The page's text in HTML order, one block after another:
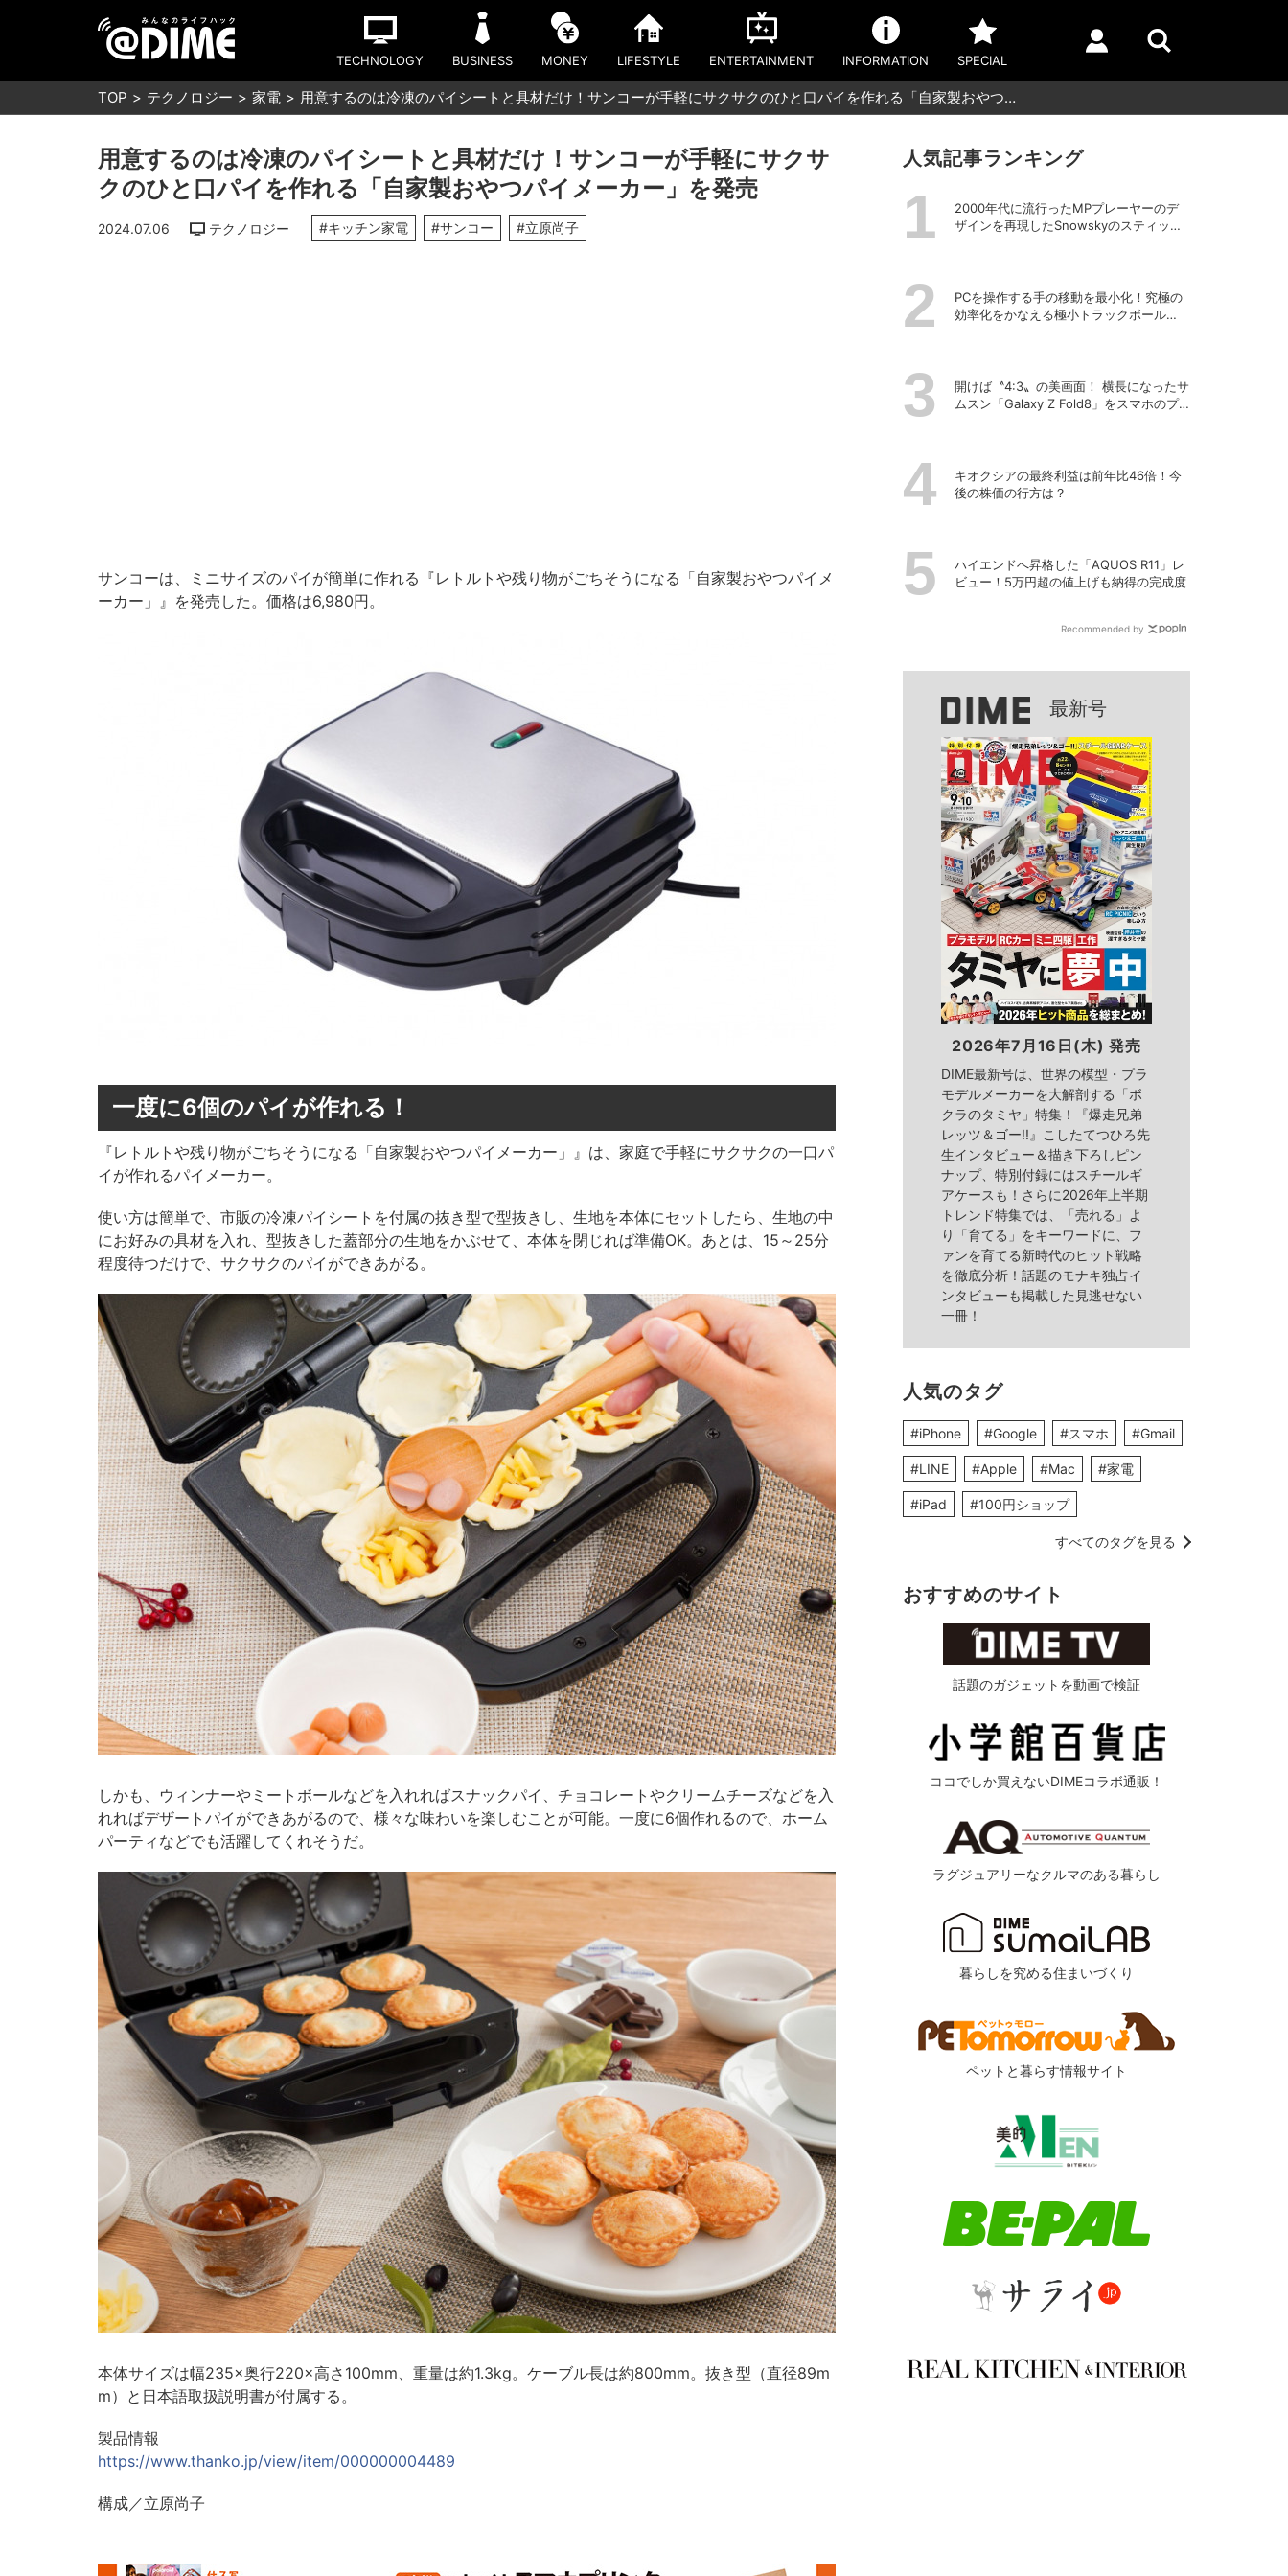
TECHNOLOGY BUSINESS MONEY LIFESTYLE ENTERTAINMENT INFORMATION SPECIAL
TOP テクノロジー 家電 用意するのは冷凍のパイシートと具材だけ！サンコーが手軽にサクサクのひと口パイを作れる「自家製おやつ…
用意するのは冷凍のパイシートと具材だけ！サンコーが手軽にサクサ
クのひと口パイを作れる「自家製おやつパイメーカー」を発売
2024.07.06 テクノロジー #キッチン家電 #サンコー #立原尚子
サンコーは、ミニサイズのパイが簡単に作れる『レトルトや残り物がごちそうになる「自家製おやつパイメ
ーカー」』を発売した。価格は6,980円。
一度に6個のパイが作れる！
『レトルトや残り物がごちそうになる「自家製おやつパイメーカー」』は、家庭で手軽にサクサクの一口パ
イが作れるパイメーカー。
使い方は簡単で、市販の冷凍パイシートを付属の抜き型で型抜きし、生地を本体にセットしたら、生地の中
にお好みの具材を入れ、型抜きした蓋部分の生地をかぶせて、本体を閉じれば準備OK。あとは、15～25分
程度待つだけで、サクサクのパイができあがる。
しかも、ウィンナーやミートボールなどを入れればスナックパイ、チョコレートやクリームチーズなどを入
れればデザートパイができあがるので、様々な味わいを楽しむことが可能。一度に6個作れるので、ホーム
パーティなどでも活躍してくれそうだ。
本体サイズは幅235×奥行220×高さ100mm、重量は約1.3kg。ケーブル長は約800mm。抜き型（直径89m
m）と日本語取扱説明書が付属する。
製品情報
https://www.thanko.jp/view/item/000000004489
構成／立原尚子
人気記事ランキング
2000年代に流行ったMPプレーヤーのデ
ザインを再現したSnowskyのスティック
PCを操作する手の移動を最小化！究極の
効率化をかなえる極小トラックボール
開けば〝4:3〟の美画面！ 横長になったサ
ムスン「Galaxy Z Fold8」をスマホのプ
キオクシアの最終利益は前年比46倍！今
後の株価の行方は？
ハイエンドへ昇格した「AQUOS R11」レ
ビュー！5万円超の値上げも納得の完成度
Recommended by
最新号
2026年7月16日(木) 発売
DIME最新号は、世界の模型・プラ
モデルメーカーを大解剖する「ボ
クラのタミヤ」特集！『爆走兄弟
レッツ＆ゴー!!』こしたてつひろ先
生インタビュー＆描き下ろしピン
ナップ、特別付録にはスチールギ
アケースも！さらに2026年上半期
トレンド特集では、「売れる」よ
り「育てる」をキーワードに、フ
ァンを育てる新時代のヒット戦略
を徹底分析！話題のモナキ独占イ
ンタビューも掲載した見逃せない
一冊！
人気のタグ
#iPhone #Google #スマホ #Gmail
#LINE #Apple #Mac #家電
#iPad #100円ショップ
すべてのタグを見る
おすすめのサイト
話題のガジェットを動画で検証
ココでしか買えないDIMEコラボ通販！
ラグジュアリーなクルマのある暮らし
暮らしを究める住まいづくり
ペットと暮らす情報サイト